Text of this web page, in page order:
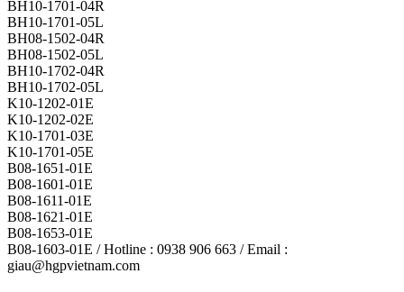
BH10-1701-04R
BH10-1701-05L
BH08-1502-04R
BH08-1502-05L
BH10-1702-04R
BH10-1702-05L
K10-1202-01E
K10-1202-02E
K10-1701-03E
K10-1701-05E
B08-1651-01E
B08-1601-01E
B08-1611-01E
B08-1621-01E
B08-1653-01E
B08-1603-01E / Hotline : 0938 906 663 / Email :
giau@hgpvietnam.com